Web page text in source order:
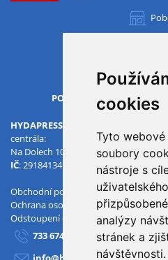
cookies
Tyto
soubory
nástroje s
analýzy
stránek a
návštěvnosti.
OTVÍRACÍ
PO-PÁ
HYDAPRESS CZ s.r.o.
centrála:
Na Dolech 109 586 01 Jihlava
IČ: 29184134 : CZ29184134
Obchodní podmínky
Ochrana osobních údajů
Odstoupení od smlouvy
733 674 293